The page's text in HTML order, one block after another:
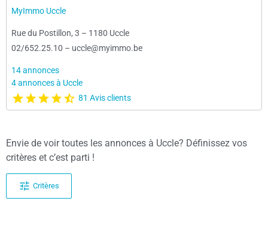
MyImmo Uccle
Rue du Postillon, 3 – 1180 Uccle
02/652.25.10 – uccle@myimmo.be
14 annonces
4 annonces à Uccle
81 Avis clients
Envie de voir toutes les annonces à Uccle? Définissez vos
critères et c’est parti !
Critères